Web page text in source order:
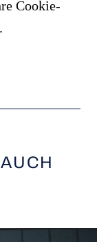
Cookie-